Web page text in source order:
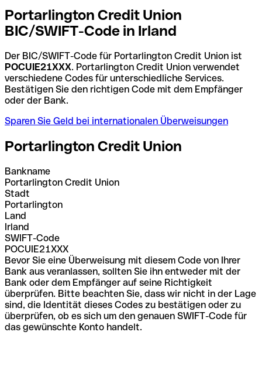
Portarlington Credit Union
BIC/SWIFT-Code in Irland
Der BIC/SWIFT-Code für Portarlington Credit Union ist
POCUIE21XXX. Portarlington Credit Union verwendet
verschiedene Codes für unterschiedliche Services.
Bestätigen Sie den richtigen Code mit dem Empfänger
oder der Bank.
Sparen Sie Geld bei internationalen Überweisungen
Portarlington Credit Union
Bankname
Portarlington Credit Union
Stadt
Portarlington
Land
Irland
SWIFT-Code
POCUIE21XXX
Bevor Sie eine Überweisung mit diesem Code von Ihrer
Bank aus veranlassen, sollten Sie ihn entweder mit der
Bank oder dem Empfänger auf seine Richtigkeit
überprüfen. Bitte beachten Sie, dass wir nicht in der Lage
sind, die Identität dieses Codes zu bestätigen oder zu
überprüfen, ob es sich um den genauen SWIFT-Code für
das gewünschte Konto handelt.